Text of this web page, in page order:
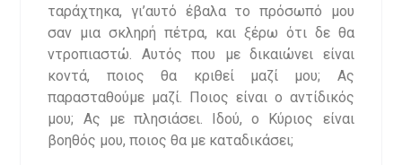
ταράχτηκα, γι’αυτό έβαλα το πρόσωπό μου
σαν μια σκληρή πέτρα, και ξέρω ότι δε θα
ντροπιαστώ. Αυτός που με δικαιώνει είναι
κοντά, ποιος θα κριθεί μαζί μου; Ας
παρασταθούμε μαζί. Ποιος είναι ο αντίδικός
μου; Ας με πλησιάσει. Ιδού, ο Κύριος είναι
βοηθός μου, ποιος θα με καταδικάσει;